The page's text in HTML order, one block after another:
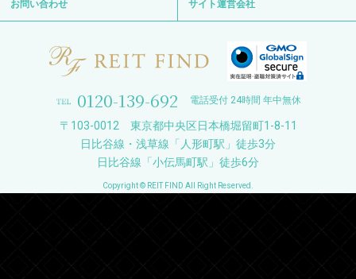
お問い合わせ サイト運営会社
0120-139-692 電話受付 24時間 年中無休
〒103-0012 東京都中央区日本橋堀留町1-8-11
日比谷線・浅草線「人形町駅」徒歩3分
日比谷線「小伝馬町駅」徒歩6分
Copyright © REIT FIND All Right Reserved.